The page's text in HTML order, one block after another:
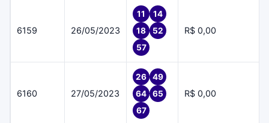
6159 26/05/2023
11
14
18
52
57
R$ 0,00
6160 27/05/2023
26
49
64
65
67
R$ 0,00